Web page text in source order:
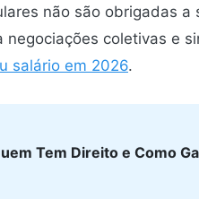
não são obrigadas a
negociações coletivas e
salário em 2026.
Tem Direito e Como